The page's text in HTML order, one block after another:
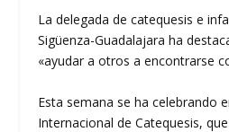
La delegada de catequesis e
Sigüenza-Guadalajara ha
«ayudar a otros a encontrarse
Esta semana se ha celebrando
Internacional de Catequesis,